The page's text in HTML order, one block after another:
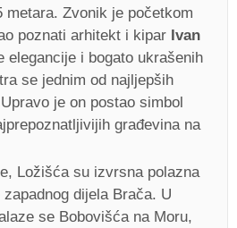
Zvonik je početkom
poznati arhitekt i kipar Ivan
elegancije i bogato ukrašenih
se jednim od najljepših
je on postao simbol
građevina na
Ložišća su izvrsna polazna
dijela Brača. U
se Bobovišća na Moru,